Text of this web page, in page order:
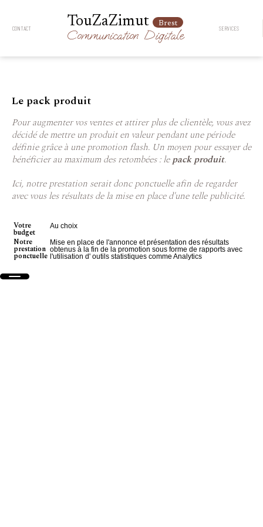
CONTACT TouZaZimut Brest
Communication Digitale SERVICES
Le pack produit
Pour augmenter vos ventes et attirer plus de clientèle, vous avez
décidé de mettre un produit en valeur pendant une période
définie grâce à une promotion flash. Un moyen pour essayer de
bénéficier au maximum des retombées : lepack produit.
Ici, notre prestation serait donc ponctuelle afin de regarder
avec vous les résultats de la mise en place d'une telle publicité.
Votre
budget
Au choix
Notre
prestation
ponctuelle
Mise en place de l'annonce et présentation des résultats
obtenus à la fin de la promotion sous forme de rapports avec
l'utilisation d' outils statistiques comme Analytics